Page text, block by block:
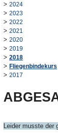
> 2024
> 2023
> 2022
> 2021
> 2020
> 2019
> 2018
> Fliegenbindekurs
> 2017
Leider musste der